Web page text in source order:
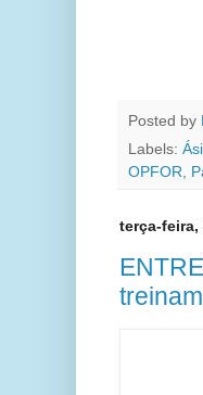
Posted by
Labels:
OPFOR,
terça-feira,